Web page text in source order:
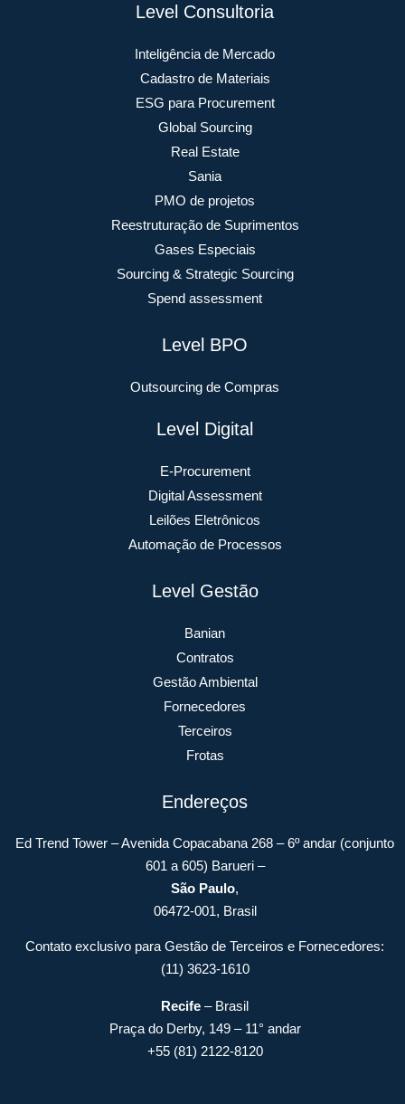
Level Consultoria
Inteligência de Mercado
Cadastro de Materiais
ESG para Procurement
Global Sourcing
Real Estate
Sania
PMO de projetos
Reestruturação de Suprimentos
Gases Especiais
Sourcing & Strategic Sourcing
Spend assessment
Level BPO
Outsourcing de Compras
Level Digital
E-Procurement
Digital Assessment
Leilões Eletrônicos
Automação de Processos
Level Gestão
Banian
Contratos
Gestão Ambiental
Fornecedores
Terceiros
Frotas
Endereços
Ed Trend Tower – Avenida Copacabana 268 – 6º andar (conjunto
601 a 605) Barueri –
São Paulo,
06472-001, Brasil
Contato exclusivo para Gestão de Terceiros e Fornecedores:
(11) 3623-1610
Recife – Brasil
Praça do Derby, 149 – 11° andar
+55 (81) 2122-8120